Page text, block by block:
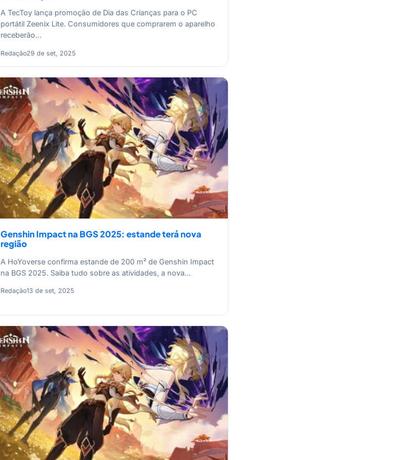
A TecToy lança promoção de Dia das Crianças para o PC
portátil Zeenix Lite. Consumidores que comprarem o aparelho
receberão…
Redação29 de set, 2025
Genshin Impact na BGS 2025: estande terá nova
região
A HoYoverse confirma estande de 200 m² de Genshin Impact
na BGS 2025. Saiba tudo sobre as atividades, a nova…
Redação13 de set, 2025